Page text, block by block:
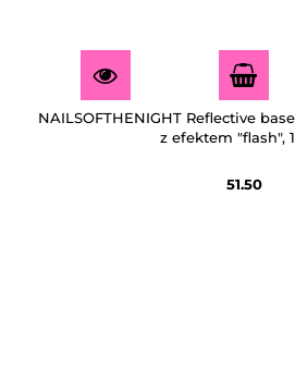
NAILSOFTHENIGHT Reflective
z efektem "flash",
51.50